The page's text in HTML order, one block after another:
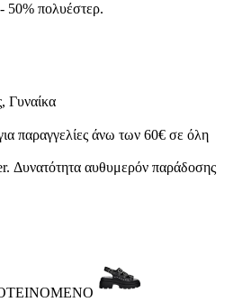
πολυέστερ.
Γυναίκα
άνω των 60€ σε όλη
Δυνατότητα αυθυμερόν παράδοσης